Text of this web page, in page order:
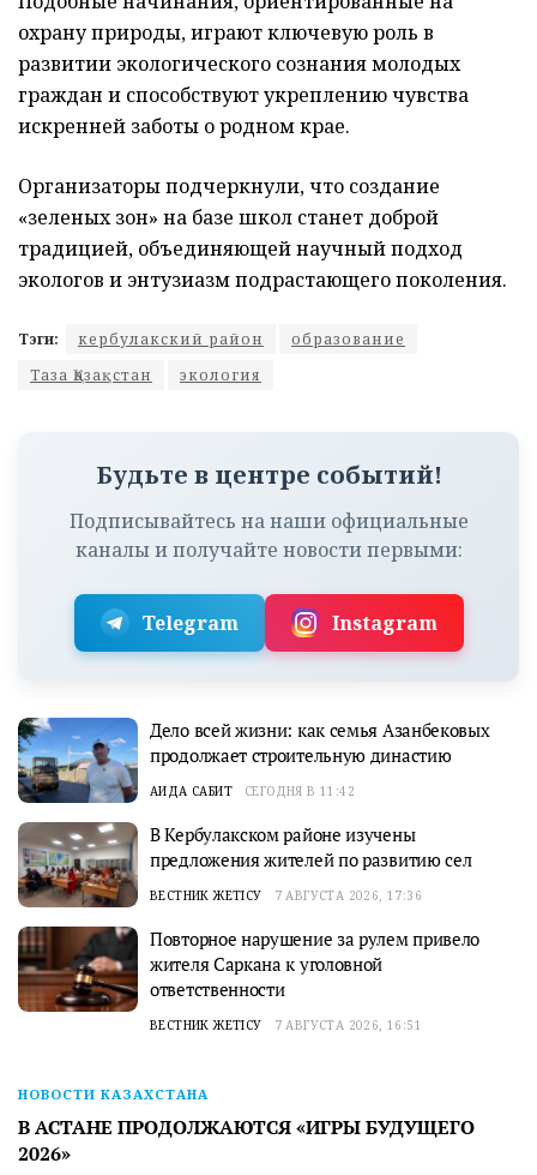
охрану природы, играют ключевую роль в
развитии экологического сознания молодых
граждан и способствуют укреплению чувства
искренней заботы о родном крае.
Организаторы подчеркнули, что создание
«зеленых зон» на базе школ станет доброй
традицией, объединяющей научный подход
экологов и энтузиазм подрастающего поколения.
Тэги: кербулакский район
образование
Таза Қазақстан
экология
Будьте в центре событий!
Подписывайтесь на наши официальные
каналы и получайте новости первыми:
Telegram Instagram
Дело всей жизни: как семья Азанбековых
продолжает строительную династию
АИДА САБИТ СЕГОДНЯ В 11:42
В Кербулакском районе изучены
предложения жителей по развитию сел
ВЕСТНИК ЖЕТІСУ 7 АВГУСТА 2026, 17:36
Повторное нарушение за рулем привело
жителя Саркана к уголовной
ответственности
ВЕСТНИК ЖЕТІСУ 7 АВГУСТА 2026, 16:51
НОВОСТИ КАЗАХСТАНА
В АСТАНЕ ПРОДОЛЖАЮТСЯ «ИГРЫ БУДУЩЕГО
2026»